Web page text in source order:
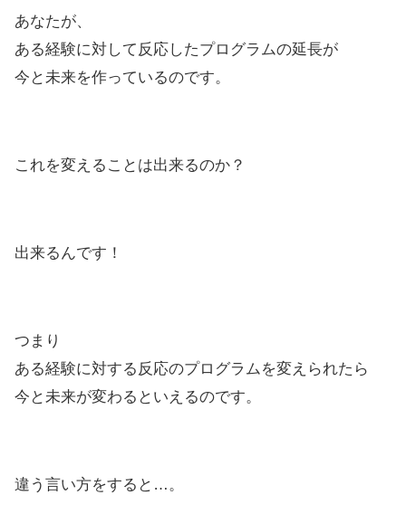
あなたが、
ある経験に対して反応したプログラムの延長が
今と未来を作っているのです。
これを変えることは出来るのか？
出来るんです！
つまり
ある経験に対する反応のプログラムを変えられたら
今と未来が変わるといえるのです。
違う言い方をすると…。